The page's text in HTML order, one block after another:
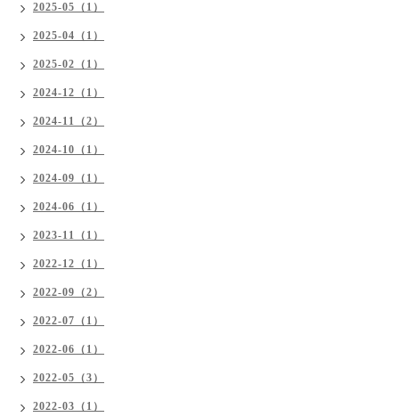
2025-05（1）
2025-04（1）
2025-02（1）
2024-12（1）
2024-11（2）
2024-10（1）
2024-09（1）
2024-06（1）
2023-11（1）
2022-12（1）
2022-09（2）
2022-07（1）
2022-06（1）
2022-05（3）
2022-03（1）